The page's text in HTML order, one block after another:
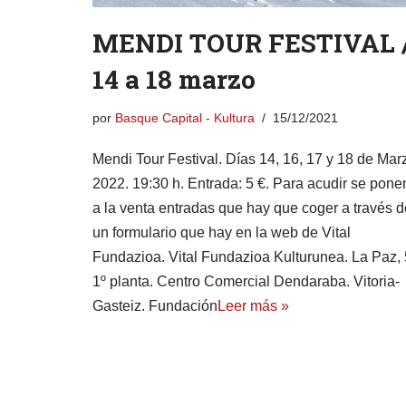
MENDI TOUR FESTIVAL
14 a 18 marzo
por Basque Capital - Kultura 15/12/2021
Mendi Tour Festival. Días 14, 16, 17 y 18 de
2022. 19:30 h. Entrada: 5 €. Para acudir se
a la venta entradas que hay que coger a través
un formulario que hay en la web de Vital
Fundazioa. Vital Fundazioa Kulturunea. La Paz,
1º planta. Centro Comercial Dendaraba. Vitoria-
Gasteiz. Fundación Leer más »